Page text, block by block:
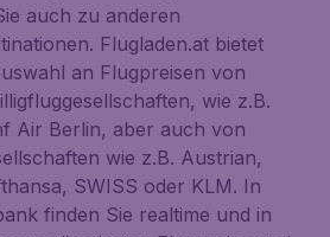
auch zu anderen
Flugladen.at bietet
an Flugpreisen von
wie z.B.
Air Berlin, aber auch von
wie z.B. Austrian,
SWISS oder KLM. In
finden Sie realtime und in